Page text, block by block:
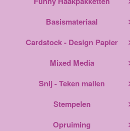
Basismateriaal
Cardstock - Design Papier
Mixed Media
Snij - Teken mallen
Stempelen
Opruiming